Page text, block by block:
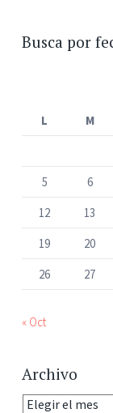
Busca por
L M
5
6
12
13
19
20
26
27
« Oct
Archivo
Archivo